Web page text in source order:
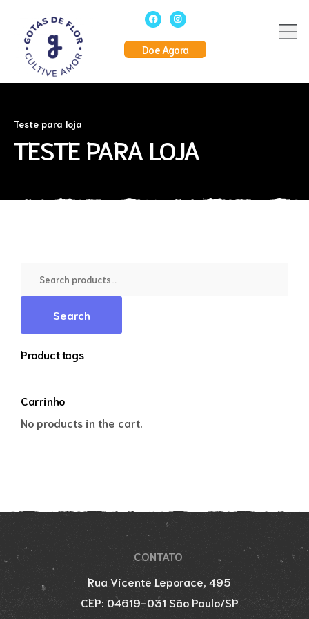
Doe Agora
Teste para loja
TESTE PARA LOJA
Search
Product tags
Carrinho
No products in the cart.
CONTATO
Rua Vicente Leporace, 495
CEP: 04619-031 São Paulo/SP